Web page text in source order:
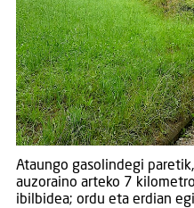
Ataungo gasolindegi
auzoraino arteko 7
ibilbidea; ordu eta erdian